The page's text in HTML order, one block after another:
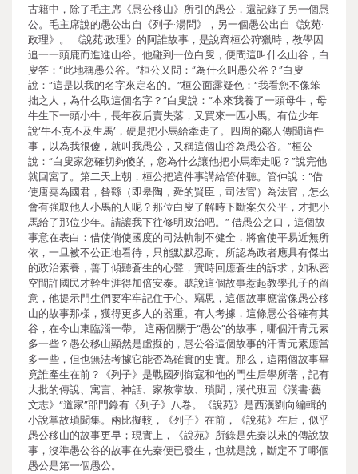
古籍中，除了毛主席《愚公移山》所引的愚公，還記錄了另一個愚
公。毛主席說的愚公出自《列子·湯問》，另一個愚公出自《說苑·
政理》。 《說苑·政理》的阿誰故事，是說齊桓公狩獵時，教學因
追一一頭鹿而進進山谷。他碰到一位白叟，便問這叫什么山谷，白
叟答：“此地稱愚公谷。”桓公又問：“為什么叫愚公谷？”白叟
說：“這是以我的名字來定名的。”桓公面露疑色：“我看您不像笨
拙之人，為什么取這個名字？”白叟說：“本來我養了一頭母牛，母
牛生下一頭小牛，長年夜后賣失落，又買來一匹小馬。有位少年
說‘牛不克不及生馬’，硬是把小馬給牽走了。四周的鄰人傳聞這件
事，以為我很傻，就叫我愚公，又稱這個山谷為愚公谷。”桓公
說：“白叟家您確切夠傻的，您為什么讓他把小馬牽走呢？”說完他
就回宮了。第二天上朝，桓公把這件事講給管仲聽。管仲說：“借
使唐堯為國君，咎繇（即皋陶，舜的賢臣，司法官）為法官，怎么
會有強取他人小馬的人呢？那位白叟了解時下斷案欠公平，才把小
馬給了那位少年。請讓我下往修明政治吧。” 借愚公之口，這個故
事意在表白：借使倘使國度的司法軌制不健全，將會使平易近無所
依，一旦被不公正地看待，只能默默忍耐。所認為政者應具有傑出
的政治素養，善于傾聽蒼生的心聲，實時回應蒼生的訴求，如私密
空間許國民才幹生涯得加倍安泰。聽說這個故事惹起教學孔子的留
意，他提示門生們要牢牢記住于心。竊思，這個故事應當像愚公移
山的故事那樣，獲得更多人的器重。有人考據，這條愚公谷確有其
谷，在今山東臨淄一帶。 這兩個關于“愚公”的故事，哪個汗青元素
多一些？愚公移山顯然是虛擬的，愚公谷這個故事的汗青元素應當
多一些，但也無法考據它能否為確實的史實。那么，這兩個故事畢
竟誰產生在前？《列子》是戰國列御寇和他的門生后學所著，記有
大批的傳說、寓言、神話、家教掌故、瑣聞，漢代班固《漢書·藝
文志》“道家”部門錄有《列子》八卷。《說苑》是西漢劉向編輯的
小說掌故瑣聞集。兩比擬較，《列子》在前，《說苑》在后，似乎
愚公移山的故事更早；現實上，《說苑》所錄是先秦以來的傳說故
事，沒準愚公谷的故事在先秦便已發生，也就是說，斷定不了哪個
愚公是第一個愚公。